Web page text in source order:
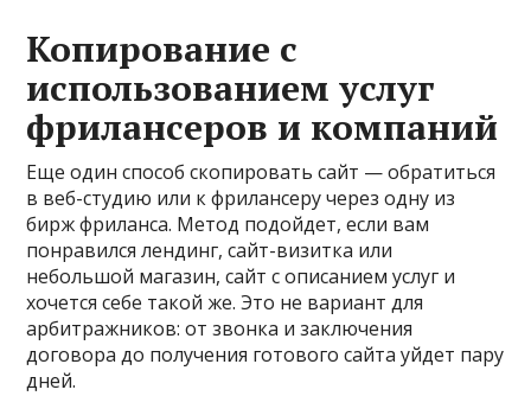
Копирование с
использованием услуг
фрилансеров и компаний
Еще один способ скопировать сайт — обратиться
в веб-студию или к фрилансеру через одну из
бирж фриланса. Метод подойдет, если вам
понравился лендинг, сайт-визитка или
небольшой магазин, сайт с описанием услуг и
хочется себе такой же. Это не вариант для
арбитражников: от звонка и заключения
договора до получения готового сайта уйдет пару
дней.